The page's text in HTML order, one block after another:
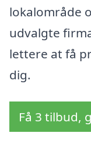
lokalområde
udvalgte
lettere at få
dig.
Få 3 tilbud,